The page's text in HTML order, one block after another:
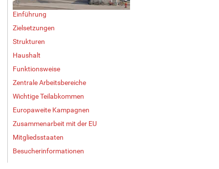
Einführung
Zielsetzungen
Strukturen
Haushalt
Funktionsweise
Zentrale Arbeitsbereiche
Wichtige Teilabkommen
Europaweite Kampagnen
Zusammenarbeit mit der EU
Mitgliedsstaaten
Besucherinformationen